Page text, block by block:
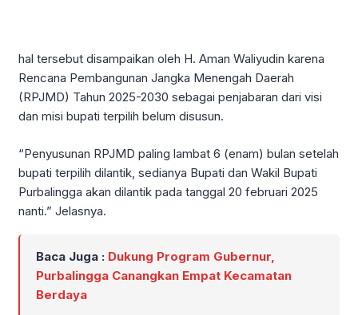
hal tersebut disampaikan oleh H. Aman Waliyudin karena
Rencana Pembangunan Jangka Menengah Daerah
(RPJMD) Tahun 2025-2030 sebagai penjabaran dari visi
dan misi bupati terpilih belum disusun.
“Penyusunan RPJMD paling lambat 6 (enam) bulan setelah
bupati terpilih dilantik, sedianya Bupati dan Wakil Bupati
Purbalingga akan dilantik pada tanggal 20 februari 2025
nanti.” Jelasnya.
Baca Juga : Dukung Program Gubernur,
Purbalingga Canangkan Empat Kecamatan
Berdaya